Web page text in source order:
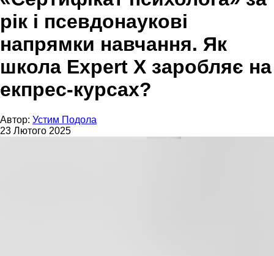
рік і псевдонаукові
напрямки навчання. Як
школа Expert X заробляє на
екпрес-курсах?
Автор: Устим Подола
23 Лютого 2025